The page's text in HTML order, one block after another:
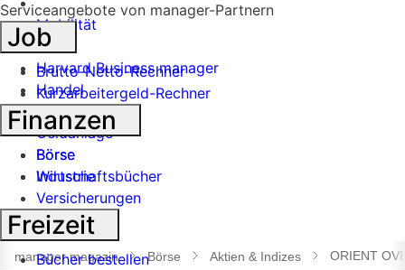
Mobilität
Tech
Harvard Business manager
Handel
Banken
Geldanlage
Börse
Industrie
Suche
öffnen
manager magazin Börse Aktien & Indizes ORIENT
Serviceangebote von manager-Partnern
Job
Brutto-Netto-Rechner
Kurzarbeitergeld-Rechner
Finanzen
Börse
Wirtschaftsbücher
Versicherungen
Freizeit
Bücher bestellen